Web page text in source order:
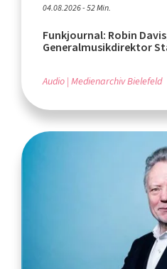
04.08.2026 - 52 Min.
Funkjournal: Robin
Generalmusikdirektor
Audio Medienarchiv Bielefeld